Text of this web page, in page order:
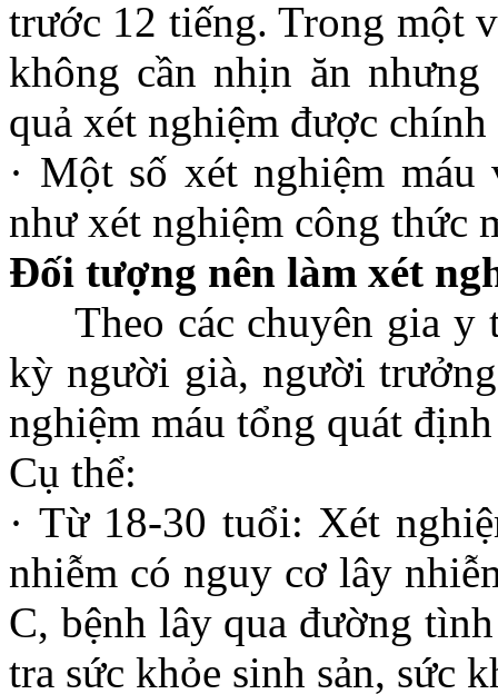
trước 12 tiếng. Trong một
không cần nhịn ăn
quả xét nghiệm được chính
· Một số xét nghiệm
như xét nghiệm công thức
Đối tượng nên làm xét
Theo các chuyên gia y
kỳ người già, người
nghiệm máu tổng quát
Cụ thể:
· Từ 18-30 tuổi: Xét
nhiễm có nguy cơ lây
C, bệnh lây qua đường
tra sức khỏe sinh sản, sức